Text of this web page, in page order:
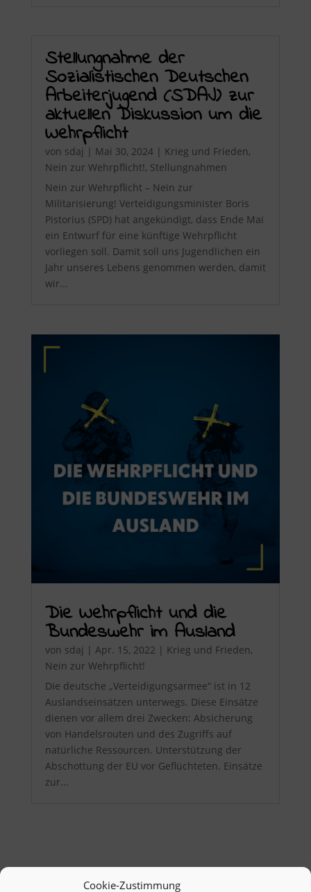
Cookie-Zustimmung
Stellungnahme der
Sozialistischen Deutschen
Arbeiterjugend (SDAJ) zur
aktuellen Diskussion um die
Wehrpflicht
von sdaj | Mai 30, 2024| Krieg und Frieden,
Nein zur Wehrpflicht!, Stellungnahmen
Nein zur Wehrpflicht – Nein zur
Militarisierung! Verteidigungsminister Boris
Pistorius (SPD) hat angekündigt, dass Ende Mai
ein Entwurf für eine künftige Wehrpflicht
vorliegen soll. Damit soll uns Jugendlichen ein
Jahr unseres Lebens genommen werden, damit
wir...
Die Wehrpflicht und die
Bundeswehr im Ausland
von sdaj | Apr. 15, 2022 | Krieg und Frieden,
Nein zur Wehrpflicht!
Die deutsche „Verteidigungsarmee“ ist in 12
Auslandseinsätzen unterwegs. Diese Einsätze
dienen vor allem drei Zwecken: Absicherung
von Handelsrouten und des Zugriffs auf
natürliche Ressourcen. Unterstützung der
Abschottung der EU vor Geflüchteten. Einsätze
zur...